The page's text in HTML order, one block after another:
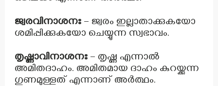
ജ്വരവിനാശനഃ – ജ്വരം ഇല്ലാതാക്കുകയോ
ശമിപ്പിക്കുകയോ ചെയ്യുന്ന സ്വഭാവം.
തൃഷ്ണാവിനാശനഃ – തൃഷ്ണ എന്നാൽ
അമിതദാഹം. അമിതമായ ദാഹം കുറയ്ക്കുന്ന
ഗുണമുള്ളത് എന്നാണ് അർത്ഥം.